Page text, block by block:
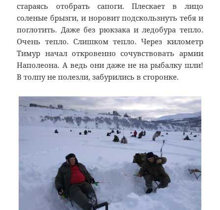
стараясь отобрать сапоги. Плескает в лицо
соленые брызги, и норовит подскользнуть тебя и
поглотить. Даже без рюкзака и ледобура тепло.
Очень тепло. Слишком тепло. Через километр
Тимур начал откровенно сочувствовать армии
Наполеона. А ведь они даже не на рыбалку шли!
В толпу не полезли, забурились в сторонке.